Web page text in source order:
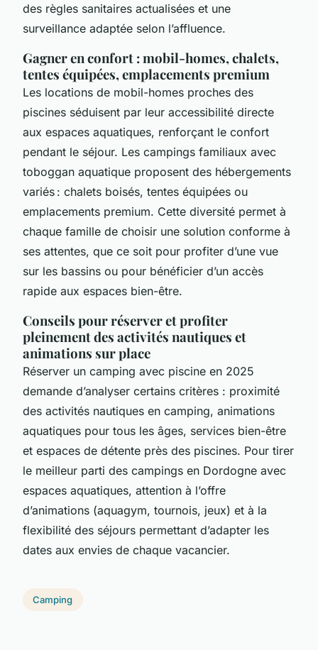
des règles sanitaires actualisées et une
surveillance adaptée selon l’affluence.
Gagner en confort : mobil-homes, chalets,
tentes équipées, emplacements premium
Les locations de mobil-homes proches des
piscines séduisent par leur accessibilité directe
aux espaces aquatiques, renforçant le confort
pendant le séjour. Les campings familiaux avec
toboggan aquatique proposent des hébergements
variés : chalets boisés, tentes équipées ou
emplacements premium. Cette diversité permet à
chaque famille de choisir une solution conforme à
ses attentes, que ce soit pour profiter d’une vue
sur les bassins ou pour bénéficier d’un accès
rapide aux espaces bien-être.
Conseils pour réserver et profiter
pleinement des activités nautiques et
animations sur place
Réserver un camping avec piscine en 2025
demande d’analyser certains critères : proximité
des activités nautiques en camping, animations
aquatiques pour tous les âges, services bien-être
et espaces de détente près des piscines. Pour tirer
le meilleur parti des campings en Dordogne avec
espaces aquatiques, attention à l’offre
d’animations (aquagym, tournois, jeux) et à la
flexibilité des séjours permettant d’adapter les
dates aux envies de chaque vacancier.
Camping